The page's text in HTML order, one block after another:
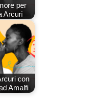
per
Arcuri
con
Amalfi